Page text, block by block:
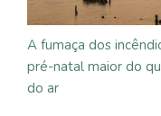
A fumaça dos
pré-natal maior do
do ar